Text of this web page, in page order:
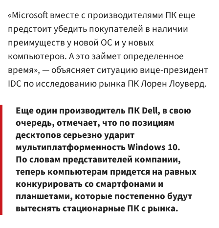
«Microsoft вместе с производителями ПК еще
предстоит убедить покупателей в наличии
преимуществ у новой ОС и у новых
компьютеров. А это займет определенное
время», — объясняет ситуацию вице-президент
IDC по исследованию рынка ПК Лорен Лоуверд.
Еще один производитель ПК Dell, в свою
очередь, отмечает, что по позициям
десктопов серьезно ударит
мультиплатформенность Windows 10.
По словам представителей компании,
теперь компьютерам придется на равных
конкурировать со смартфонами и
планшетами, которые постепенно будут
вытеснять стационарные ПК с рынка.